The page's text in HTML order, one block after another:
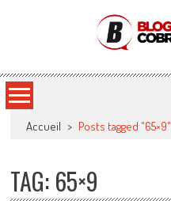
Blog Cobra
Accueil > Posts tagged "65×9"
TAG: 65×9